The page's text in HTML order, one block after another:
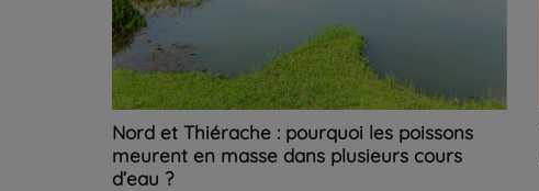
Nord et Thiérache : pourquoi les poissons
meurent en masse dans plusieurs cours
d’eau ?